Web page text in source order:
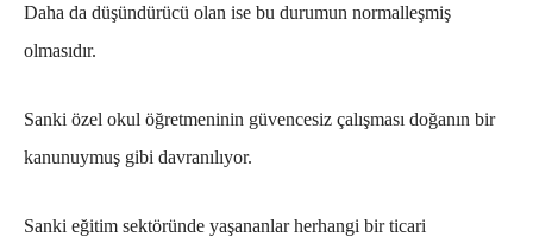
Daha da düşündürücü olan ise bu durumun normalleşmiş
olmasıdır.
Sanki özel okul öğretmeninin güvencesiz çalışması doğanın bir
kanunuymuş gibi davranılıyor.
Sanki eğitim sektöründe yaşananlar herhangi bir ticari